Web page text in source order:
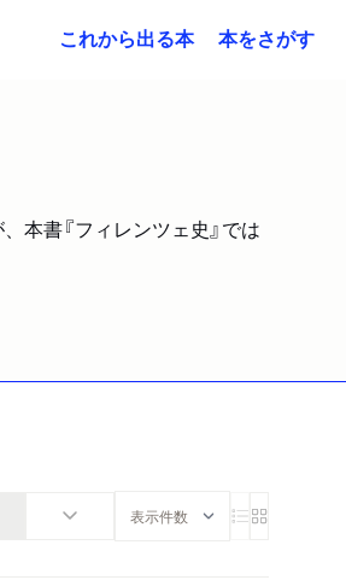
これから出る本 本をさがす
本書『フィレンツェ史』では